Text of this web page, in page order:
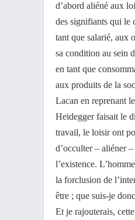
d’abord aliéné aux
des signifiants qui le
tant que salarié, aux
sa condition au sein
en tant que
aux produits de la
Lacan en reprenant
Heidegger faisait le
travail, le loisir ont
d’occulter – aliéner –
l’existence.
la forclusion de
être ; que suis-je
Et je rajouterais,